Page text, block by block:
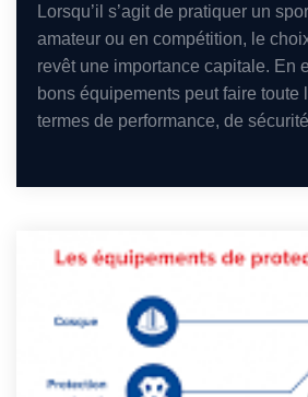
Lorsqu’il s’agit de pratiquer un
amateur ou en compétition, le
revêt une importance capitale. En
bons équipements peut faire toute
termes de performance, de